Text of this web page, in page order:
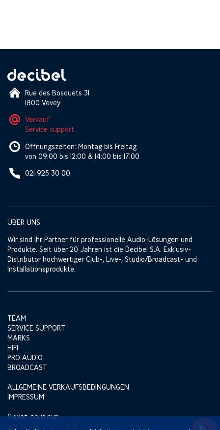
Rue des Bosquets 31
1800 Vevey
Verkauf
Service support
Öffnungszeiten: Montag bis Freitag
von 09:00 bis 12:00 & 14:00 bis 17:00
021 925 30 00
ÜBER UNS
Wir sind Ihr Partner für professionelle Audio-Lösungen und
Produkte. Seit über 20 Jahren ist die Decibel S.A. Exklusiv-
Distributor hochwertiger Club-, Live-, Studio/Broadcast- und
Installationsprodukte.
TEAM
SERVICE SUPPORT
MARKS
HIFI
PRO AUDIO
BROADCAST
ALLGEMEINE VERKAUFSBEDINGUNGEN
IMPRESSUM
Suivez-nous sur: